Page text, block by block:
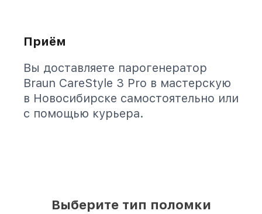
Приём
Вы доставляете парогенератор
Braun CareStyle 3 Pro в мастерскую
в Новосибирске самостоятельно или
с помощью курьера.
Выберите тип поломки